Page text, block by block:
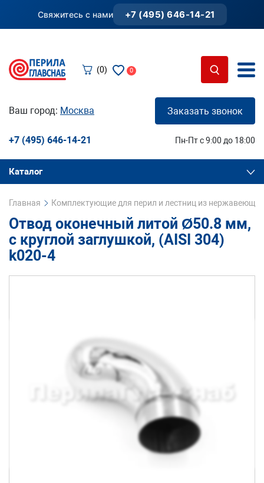
Свяжитесь с нами +7 (495) 646-14-21
(0) 0
Ваш город: Москва Заказать звонок
+7 (495) 646-14-21 Пн-Пт с 9:00 до 18:00
Каталог
Главная Комплектующие для перил и лестниц из
Отвод оконечный литой Ø50.8 мм,
с круглой заглушкой, (AISI 304)
k020-4